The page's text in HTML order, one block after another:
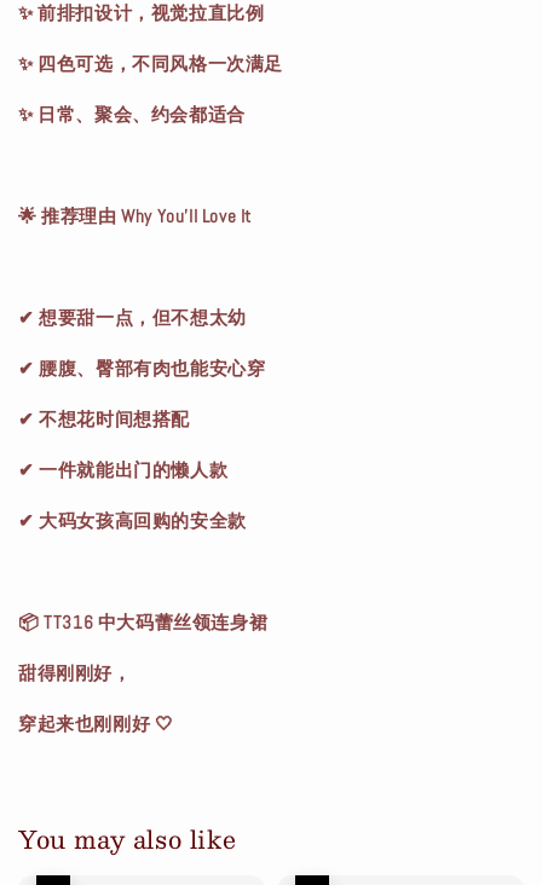
✨ 前排扣设计，视觉拉直比例
✨ 四色可选，不同风格一次满足
✨ 日常、聚会、约会都适合
🌟 推荐理由 Why You’ll Love It
✔ 想要甜一点，但不想太幼
✔ 腰腹、臀部有肉也能安心穿
✔ 不想花时间想搭配
✔ 一件就能出门的懒人款
✔ 大码女孩高回购的安全款
📦 TT316 中大码蕾丝领连身裙
甜得刚刚好，
穿起来也刚刚好 🤍
You may also like